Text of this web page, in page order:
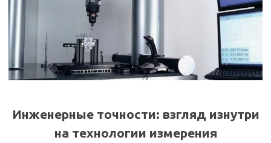
Инженерные точности: взгляд изнутри
на технологии измерения